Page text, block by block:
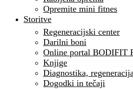
Opremite mini fitnes
Storitve
Regeneracijski center
Darilni boni
Online portal BODIFIT
Knjige
Diagnostika,
Dogodki in tečaji